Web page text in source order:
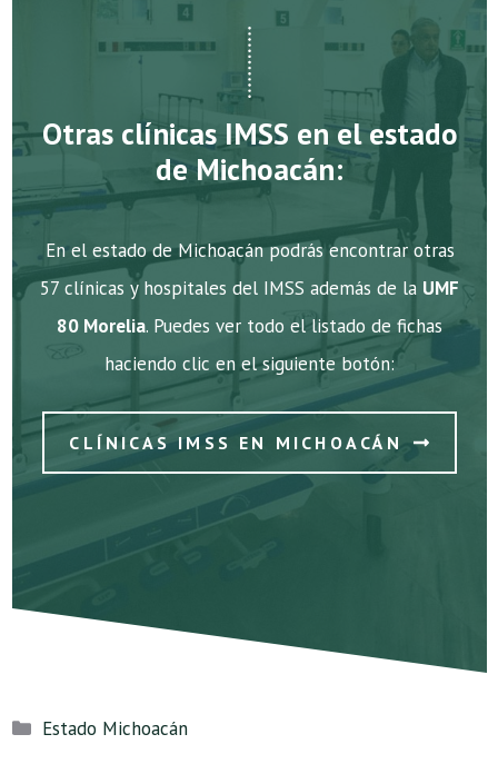
Otras clínicas IMSS en el estado
de Michoacán:
En el estado de Michoacán podrás encontrar otras
57 clínicas y hospitales del IMSS además de la UMF
80 Morelia. Puedes ver todo el listado de fichas
haciendo clic en el siguiente botón:
CLÍNICAS IMSS EN MICHOACÁN
Categorías
Estado Michoacán